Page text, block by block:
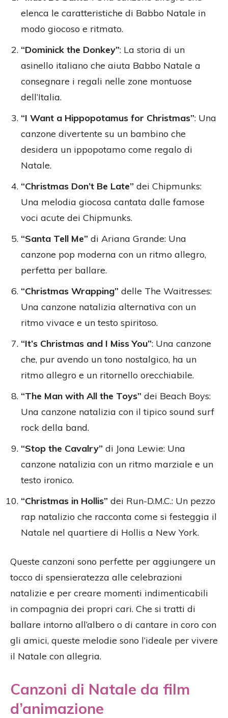
elenca le caratteristiche di Babbo Natale in
modo giocoso e ritmato.
“Dominick the Donkey”: La storia di un
asinello italiano che aiuta Babbo Natale a
consegnare i regali nelle zone montuose
dell’Italia.
“I Want a Hippopotamus for Christmas”: Una
canzone divertente su un bambino che
desidera un ippopotamo come regalo di
Natale.
“Christmas Don’t Be Late” dei Chipmunks:
Una melodia giocosa cantata dalle famose
voci acute dei Chipmunks.
“Santa Tell Me” di Ariana Grande: Una
canzone pop moderna con un ritmo allegro,
perfetta per ballare.
“Christmas Wrapping” delle The Waitresses:
Una canzone natalizia alternativa con un
ritmo vivace e un testo spiritoso.
“It’s Christmas and I Miss You”: Una canzone
che, pur avendo un tono nostalgico, ha un
ritmo allegro e un ritornello orecchiabile.
“The Man with All the Toys” dei Beach Boys:
Una canzone natalizia con il tipico sound surf
rock della band.
“Stop the Cavalry” di Jona Lewie: Una
canzone natalizia con un ritmo marziale e un
testo ironico.
“Christmas in Hollis” dei Run-D.M.C.: Un pezzo
rap natalizio che racconta come si festeggia il
Natale nel quartiere di Hollis a New York.
Queste canzoni sono perfette per aggiungere un
tocco di spensieratezza alle celebrazioni
natalizie e per creare momenti indimenticabili
in compagnia dei propri cari. Che si tratti di
ballare intorno all’albero o di cantare in coro con
gli amici, queste melodie sono l’ideale per vivere
il Natale con allegria.
Canzoni di Natale da film
d’animazione